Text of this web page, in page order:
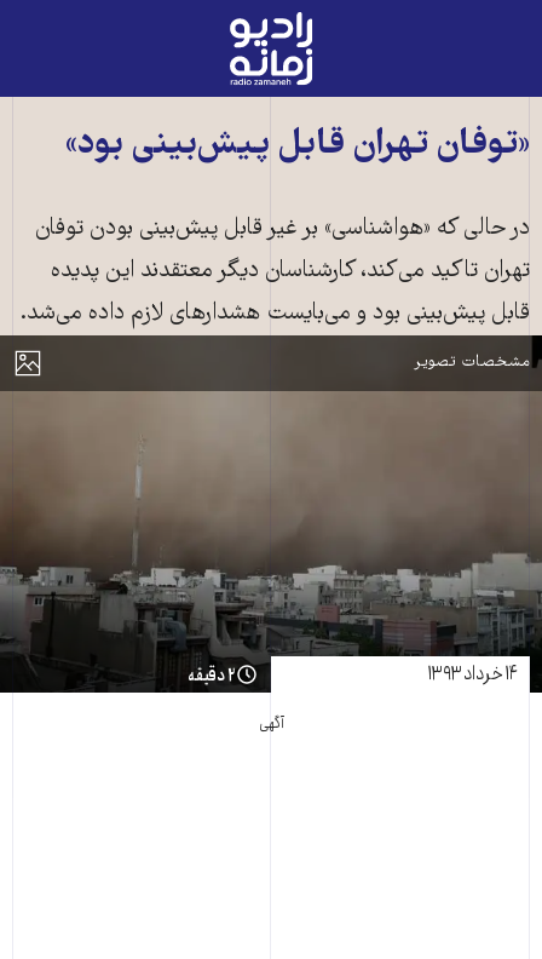
رادیو
زمانه
به
صفحه
«توفان تهران قابل پیش‌بینی بود»
در حالی که «هواشناسی» بر غیر قابل پیش‌بینی بودن توفان
تهران تاکید می‌کند، کارشناسان دیگر معتقدند این پدیده
قابل پیش‌بینی بود و می‌بایست هشدارهای لازم داده می‌شد.
نمایش
مشخصات تصویر
توفان تهران، عکس از: ایسنا
۱۴ خرداد ۱۳۹۳ ۲ دقیقه
آگهی